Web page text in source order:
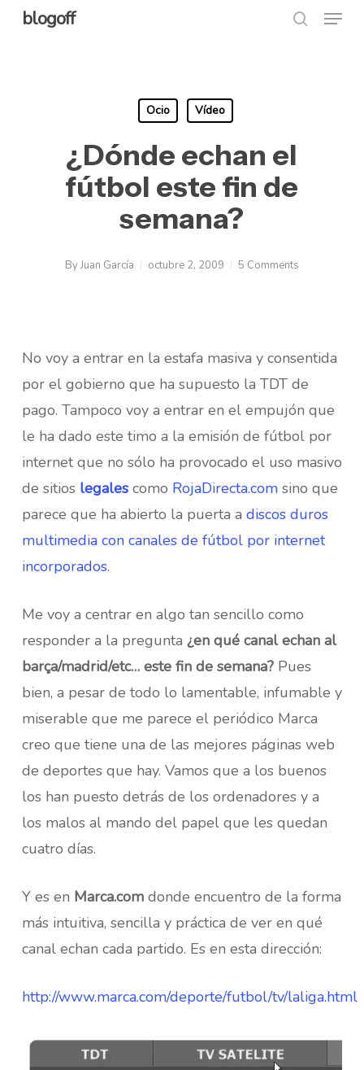
Skipblogoff Menu
Ocio Vídeo
¿Dónde echan el
fútbol este fin de
semana?
ByJuan García octubre 2, 2009 5 Comments
No voy a entrar en la estafa masiva y consentida
por el gobierno que ha supuesto la TDT de
pago. Tampoco voy a entrar en el empujón que
le ha dado este timo a la emisión de fútbol por
internet que no sólo ha provocado el uso masivo
de sitios legalescomo RojaDirecta.comsino que
parece que ha abierto la puerta a discos duros
multimedia con canales de fútbol por internet
incorporados.
Me voy a centrar en algo tan sencillo como
responder a la pregunta ¿en qué canal echan al
barça/madrid/etc… este fin de semana?Pues
bien, a pesar de todo lo lamentable, infumable y
miserable que me parece el periódico Marca
creo que tiene una de las mejores páginas web
de deportes que hay. Vamos que a los buenos
los han puesto detrás de los ordenadores y a
los malos al mando del papel que les quedan
cuatro días.
Y es en Marca.comdonde encuentro de la forma
más intuitiva, sencilla y práctica de ver en qué
canal echan cada partido. Es en esta dirección:
http://www.marca.com/deporte/futbol/tv/laliga.html